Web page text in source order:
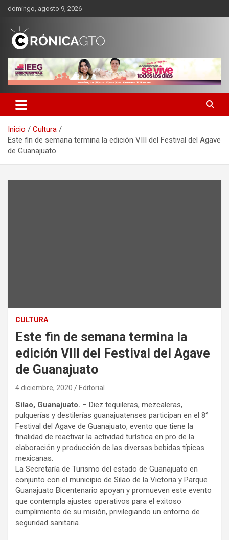
Saltar
contenido
domingo, agosto 9, 2026
CRONICA GUANAJUATO
Inicio
Cultura
Este fin de semana termina la edición VIII del Festival del Agave
de Guanajuato
CULTURA
Este fin de semana termina la
edición VIII del Festival del Agave
de Guanajuato
4 diciembre, 2020 Editorial
Silao, Guanajuato. – Diez tequileras, mezcaleras,
pulquerías y destilerías guanajuatenses participan en el 8°
Festival del Agave de Guanajuato, evento que tiene la
finalidad de reactivar la actividad turística en pro de la
elaboración y producción de las diversas bebidas típicas
mexicanas.
La Secretaría de Turismo del estado de Guanajuato en
conjunto con el municipio de Silao de la Victoria y Parque
Guanajuato Bicentenario apoyan y promueven este evento
que contempla ajustes operativos para el exitoso
cumplimiento de su misión, privilegiando un entorno de
seguridad sanitaria.